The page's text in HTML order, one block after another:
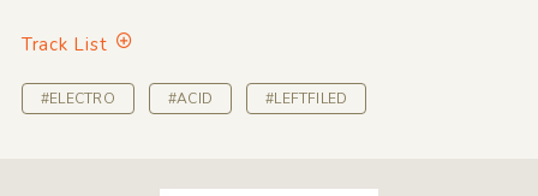
Track List
#ELECTRO #ACID #LEFTFILED